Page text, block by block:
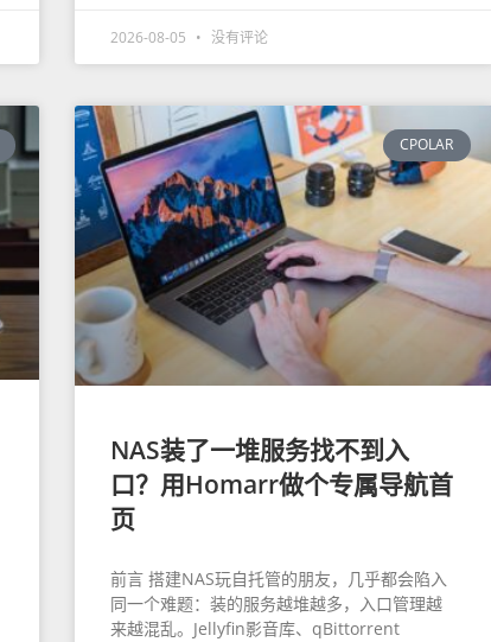
2026-08-05 没有评论
CPOLAR
NAS装了一堆服务找不到入
口？用Homarr做个专属导航首
页
前言 搭建NAS玩自托管的朋友，几乎都会陷入
同一个难题：装的服务越堆越多，入口管理越
来越混乱。Jellyfin影音库、qBittorrent